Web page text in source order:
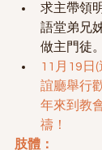
求主帶領
語堂弟兄
做主門徒。
11月19日
誼廳舉行
年來到教
禱！
肢體：